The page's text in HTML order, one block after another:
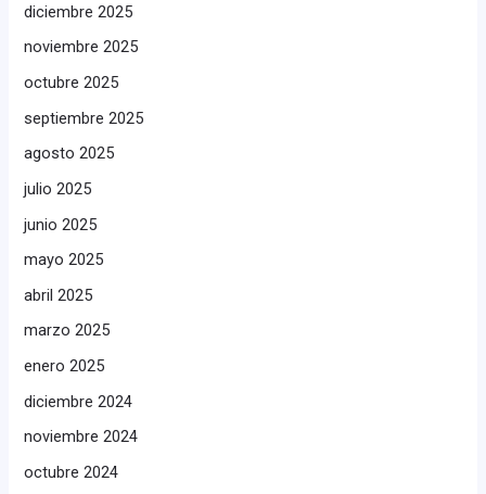
diciembre 2025
noviembre 2025
octubre 2025
septiembre 2025
agosto 2025
julio 2025
junio 2025
mayo 2025
abril 2025
marzo 2025
enero 2025
diciembre 2024
noviembre 2024
octubre 2024